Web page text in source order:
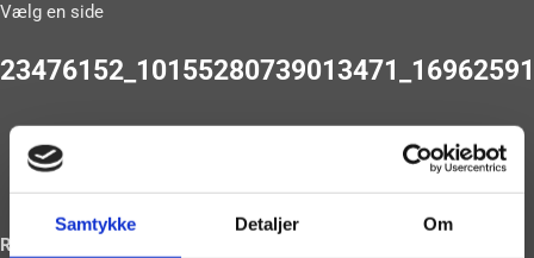
Samtykke Detaljer Om
Vælg en side
Ring og book på